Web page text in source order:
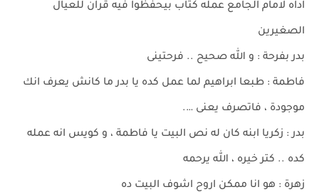
اداه لامام الجامع عمله كتاب بيحفظوا فيه قرآن للعيال
الصغيرين
بدر بفرحة : و الله صحيح .. فرحتينى
فاطمة : طبعا ابراهيم لما عمل كده يا بدر ما كانش يعرف انك
موجودة ، فاتصرف يعنى ….
بدر : زكريا ابنه كان له نص البيت يا فاطمة ، و كويس انه عمله
كده .. كتر خيره ، الله يرحمه
زهرة : هو انا ممكن اروح اشوف البيت ده